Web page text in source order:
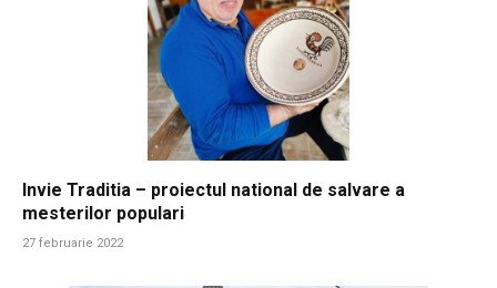
Invie Traditia – proiectul national de salvare a
mesterilor populari
27 februarie 2022